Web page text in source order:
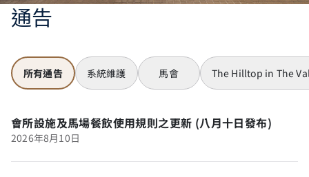
通告
所有通告 系統維護 馬會 The Hilltop in The
會所設施及馬場餐飲使用規則之更新 (八月十日發布)
2026年8月10日